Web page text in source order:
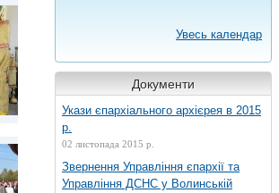
Увесь календар
Документи
Укази єпархіального архієрея в 2015
р.
02 листопада 2015 р.
Звернення Управління єпархії та
Управління ДСНС у Волинській